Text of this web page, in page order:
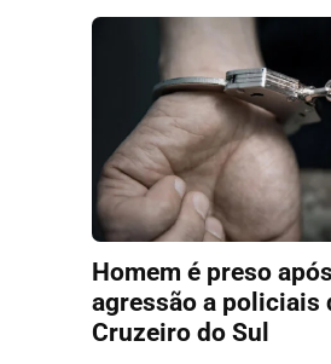
Homem é preso
agressão a policiais
Cruzeiro do Sul